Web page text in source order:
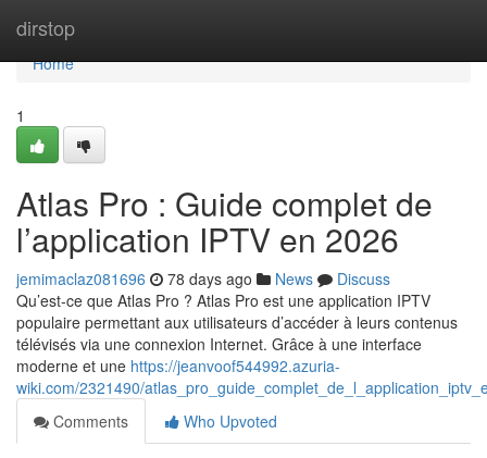
dirstop
Home
Home
1
Atlas Pro : Guide complet de
l’application IPTV en 2026
jemimaclaz081696 78 days ago News
Discuss
Qu’est-ce que Atlas Pro ? Atlas Pro est une application IPTV
populaire permettant aux utilisateurs d’accéder à leurs contenus
télévisés via une connexion Internet. Grâce à une interface
moderne et une https://jeanvoof544992.azuria-
wiki.com/2321490/
Comments
Who Upvoted